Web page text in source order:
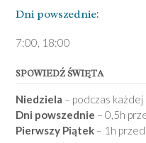
Dni pows­zednie:
7­:00, 18:00­
SPOWIEDŹ ŚWIĘTA
Niedziela – podczas każdej
Dni powszednie – 0,5h
Pierwszy Piątek – 1h